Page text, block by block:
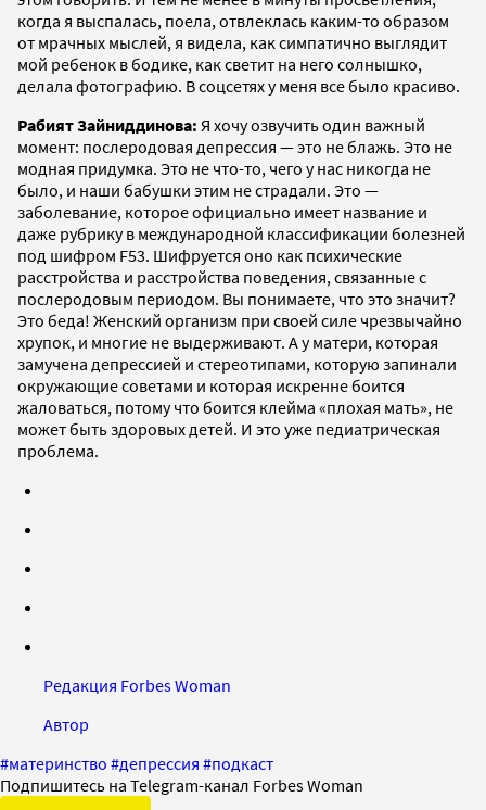
когда я выспалась, поела, отвлеклась каким-то образом
от мрачных мыслей, я видела, как симпатично выглядит
мой ребенок в бодике, как светит на него солнышко,
делала фотографию. В соцсетях у меня все было красиво.
Рабият Зайниддинова: Я хочу озвучить один важный
момент: послеродовая депрессия — это не блажь. Это не
модная придумка. Это не что-то, чего у нас никогда не
было, и наши бабушки этим не страдали. Это —
заболевание, которое официально имеет название и
даже рубрику в международной классификации болезней
под шифром F53. Шифруется оно как психические
расстройства и расстройства поведения, связанные с
послеродовым периодом. Вы понимаете, что это значит?
Это беда! Женский организм при своей силе чрезвычайно
хрупок, и многие не выдерживают. А у матери, которая
замучена депрессией и стереотипами, которую запинали
окружающие советами и которая искренне боится
жаловаться, потому что боится клейма «плохая мать», не
может быть здоровых детей. И это уже педиатрическая
проблема.
Редакция Forbes Woman
Автор
#материнство #депрессия #подкаст
Подпишитесь на Telegram-канал Forbes Woman